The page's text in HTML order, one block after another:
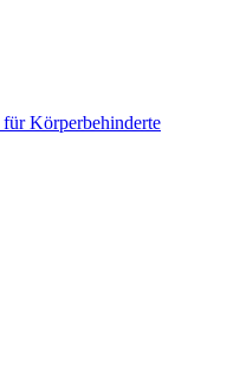
für Körperbehinderte